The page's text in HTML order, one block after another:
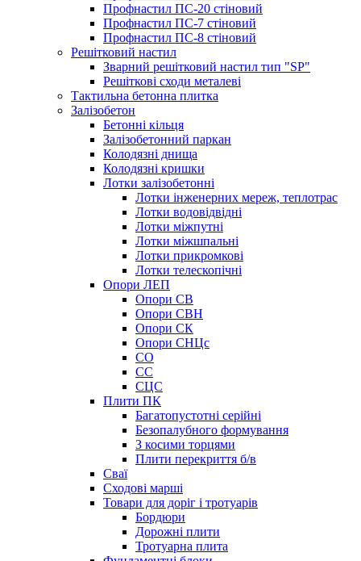
Профнастил ПС-20 стіновий
Профнастил ПС-7 стіновий
Профнастил ПС-8 стіновий
Решітковий настил
Зварний решітковий настил тип "SP"
Решіткові сходи металеві
Тактильна бетонна плитка
Залізобетон
Бетонні кільця
Залізобетонний паркан
Колодязні днища
Колодязні кришки
Лотки залізобетонні
Лотки інженерних мереж, теплотрас
Лотки водовідвідні
Лотки міжпутні
Лотки міжшпальні
Лотки прикромкові
Лотки телескопічні
Опори ЛЕП
Опори СВ
Опори СВН
Опори СК
Опори СНЦс
СО
СС
СЦС
Плити ПК
Багатопустотні серійні
Безопалубного формування
З косими торцями
Плити перекриття б/в
Сваї
Сходові марші
Товари для доріг і тротуарів
Бордюри
Дорожні плити
Тротуарна плита